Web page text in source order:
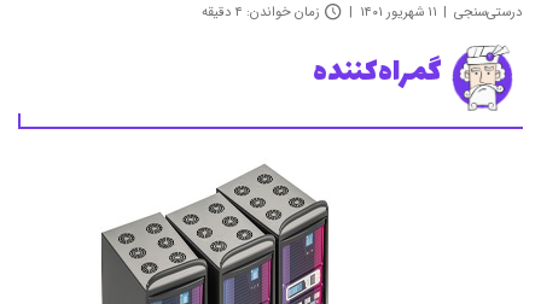
درستی‌سنجی ۱۱ شهریور ۱۴۰۱ زمان خواندن: ۴ دقیقه
گمراه‌کننده